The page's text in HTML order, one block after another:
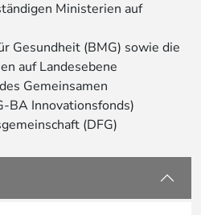
Ministerien auf
Gesundheit (BMG) sowie die
auf Landesebene
Gemeinsamen
BA Innovationsfonds)
(DFG)